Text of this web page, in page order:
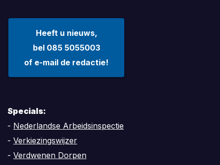
Heeft u nieuws,
bel 085 5055003
of e-mail de redactie!
Specials:
- Nederlandse Arbeidsinspectie
- Verkiezingswijzer
- Verdwenen Dorpen